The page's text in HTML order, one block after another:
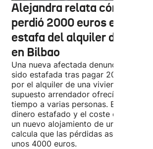
Alejandra relata cómo
perdió 2000 euros en la
estafa del alquiler de un
en Bilbao
Una nueva afectada denuncia haber
sido estafada tras pagar 2000 euros
por el alquiler de una vivienda que el
supuesto arrendador ofrecía al
tiempo a varias personas. Entre el
dinero estafado y el coste de
un nuevo alojamiento de urgencia,
calcula que las pérdidas ascienden a
unos 4000 euros.